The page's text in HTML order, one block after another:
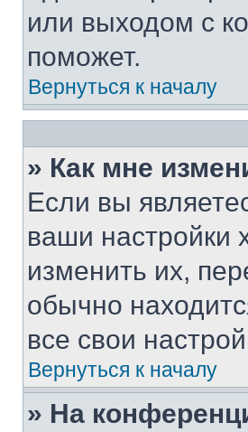
или выходом с
поможет.
Вернуться к началу
» Как мне
Если вы
ваши настройки
изменить их,
обычно
все свои
Вернуться к началу
» На